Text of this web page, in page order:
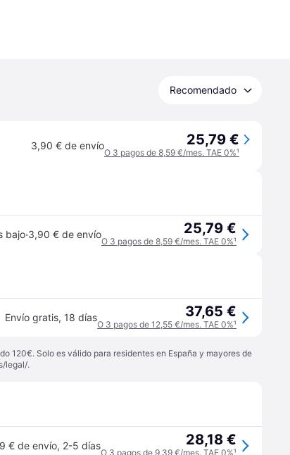
Recomendado
3,90 € de envío 25,79 €
O 3 pagos de 8,59 €/mes. TAE 0%¹
bajo·3,90 € de envío 25,79 €
O 3 pagos de 8,59 €/mes. TAE 0%¹
Envío gratis, 18 días 37,65 €
O 3 pagos de 12,55 €/mes. TAE 0%¹
120€. Solo es válido para residentes en España y mayores de
legal/.
€ de envío, 2-5 días 28,18 €
O 3 pagos de 9,39 €/mes. TAE 0%¹